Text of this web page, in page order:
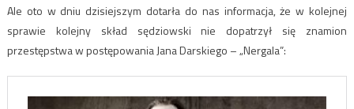
Ale oto w dniu dzisiejszym dotarła do nas informacja, że w kolejnej
sprawie kolejny skład sędziowski nie dopatrzył się znamion
przestępstwa w postępowania Jana Darskiego – „Nergala”: